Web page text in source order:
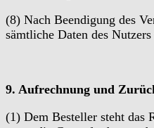
(8) Nach Beendigung des
sämtliche Daten des
9. Aufrechnung und
(1) Dem Besteller steht das